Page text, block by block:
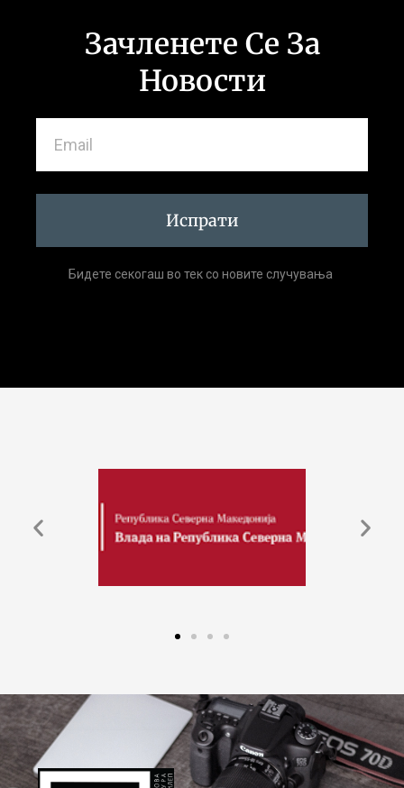
Зачленете Се За
Новости
Испрати
Бидете секогаш во тек со новите случувања